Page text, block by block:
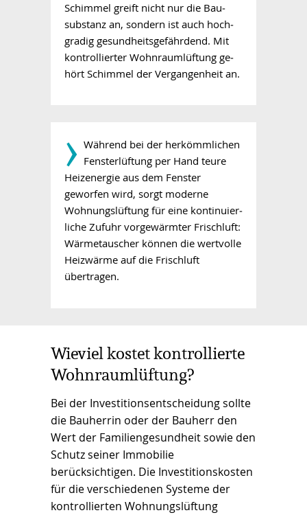
Schimmel greift nicht nur die Bau­
substanz an, sondern ist auch hoch­
gradig gesundheits­gefährdend. Mit
kontrollierter Wohnraumlüftung ge­
hört Schimmel der Vergangenheit an.
­› Während bei der her­kömm­li­chen
Fensterlüftung per Hand teure
Heizenergie aus dem Fenster
geworfen wird, sorgt moderne
Wohnungslüftung für eine kon­ti­nu­ier­
liche Zufuhr vorgewärmter Frischluft:
Wärmetauscher können die wertvolle
Heizwärme auf die Frischluft
übertragen.
Wieviel kostet kontrollierte
Wohnraumlüftung?
Bei der Investitionsentscheidung sollte
die Bauherrin oder der Bauherr den
Wert der Familiengesundheit sowie den
Schutz seiner Immobilie
berücksichtigen. Die Investitionskosten
für die verschiedenen Systeme der
kontrollierten Wohnungslüftung